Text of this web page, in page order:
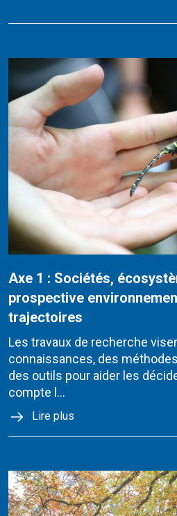
Axe 1 : Sociétés,
prospective
trajectoires
Les travaux de recherche
connaissances, des
des outils pour aider les
compte l...
Lire plus